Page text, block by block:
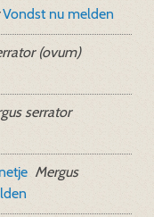
Vondst nu melden
(ovum)
serrator
Mergus